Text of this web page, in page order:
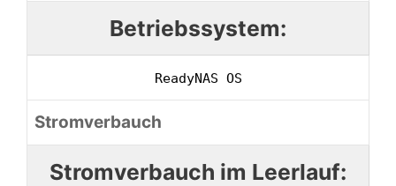
Betriebssystem:
ReadyNAS OS
Stromverbauch
Stromverbauch im Leerlauf: